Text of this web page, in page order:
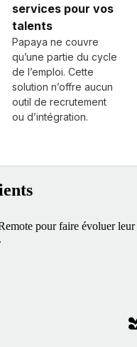
services pour vos
talents
Papaya ne couvre
qu’une partie du cycle
de l’emploi. Cette
solution n’offre aucun
outil de recrutement
ou d’intégration.
pour faire évoluer leur